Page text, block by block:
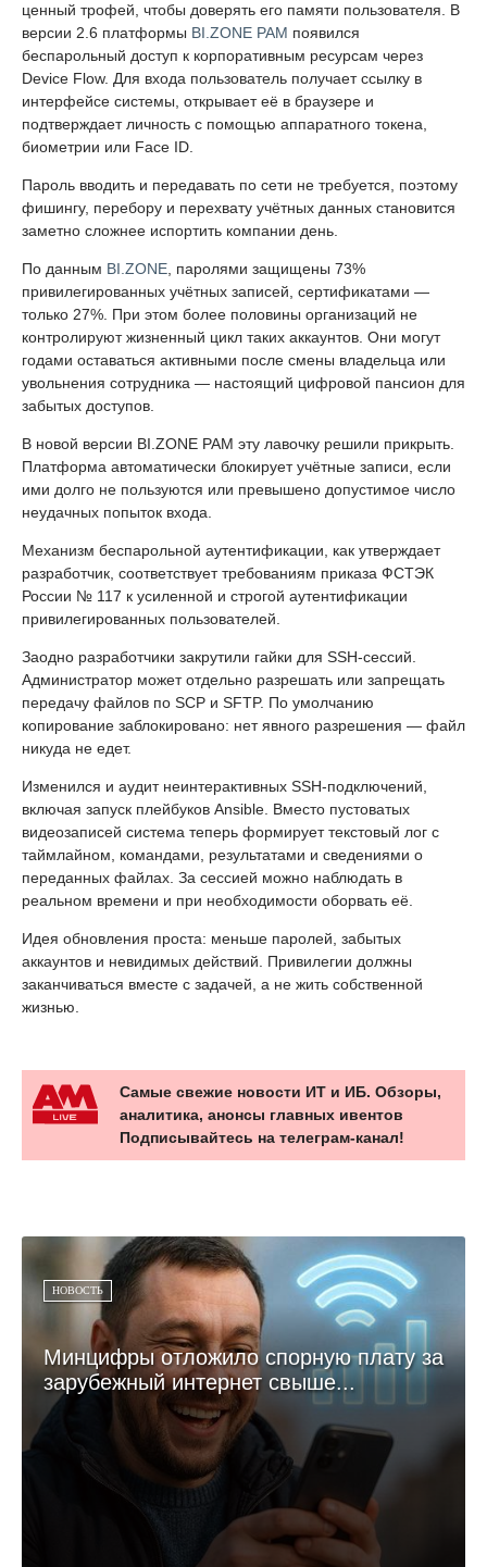
ценный трофей, чтобы доверять его памяти пользователя. В
версии 2.6 платформы BI.ZONE PAM появился
беспарольный доступ к корпоративным ресурсам через
Device Flow. Для входа пользователь получает ссылку в
интерфейсе системы, открывает её в браузере и
подтверждает личность с помощью аппаратного токена,
биометрии или Face ID.
Пароль вводить и передавать по сети не требуется, поэтому
фишингу, перебору и перехвату учётных данных становится
заметно сложнее испортить компании день.
По данным BI.ZONE, паролями защищены 73%
привилегированных учётных записей, сертификатами —
только 27%. При этом более половины организаций не
контролируют жизненный цикл таких аккаунтов. Они могут
годами оставаться активными после смены владельца или
увольнения сотрудника — настоящий цифровой пансион для
забытых доступов.
В новой версии BI.ZONE PAM эту лавочку решили прикрыть.
Платформа автоматически блокирует учётные записи, если
ими долго не пользуются или превышено допустимое число
неудачных попыток входа.
Механизм беспарольной аутентификации, как утверждает
разработчик, соответствует требованиям приказа ФСТЭК
России № 117 к усиленной и строгой аутентификации
привилегированных пользователей.
Заодно разработчики закрутили гайки для SSH-сессий.
Администратор может отдельно разрешать или запрещать
передачу файлов по SCP и SFTP. По умолчанию
копирование заблокировано: нет явного разрешения — файл
никуда не едет.
Изменился и аудит неинтерактивных SSH-подключений,
включая запуск плейбуков Ansible. Вместо пустоватых
видеозаписей система теперь формирует текстовый лог с
таймлайном, командами, результатами и сведениями о
переданных файлах. За сессией можно наблюдать в
реальном времени и при необходимости оборвать её.
Идея обновления проста: меньше паролей, забытых
аккаунтов и невидимых действий. Привилегии должны
заканчиваться вместе с задачей, а не жить собственной
жизнью.
Самые свежие новости ИТ и ИБ. Обзоры,
аналитика, анонсы главных ивентов
Подписывайтесь на телеграм-канал!
НОВОСТЬ
Минцифры отложило спорную плату за
зарубежный интернет свыше...